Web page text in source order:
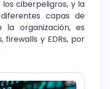
ciberpeligros, y la
capas de
la organización, es
firewalls y EDRs, por